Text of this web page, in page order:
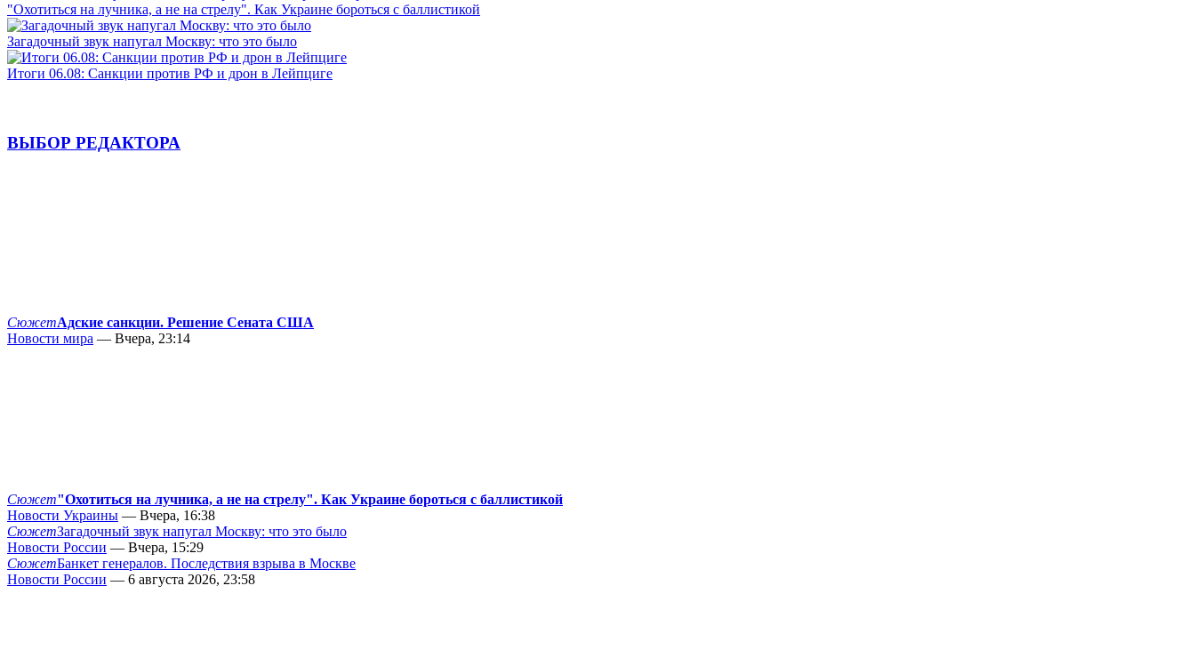
"Охотиться на лучника, а не на стрелу". Как Украине бороться с баллистикой
Загадочный звук напугал Москву: что это было
Итоги 06.08: Санкции против РФ и дрон в Лейпциге
ВЫБОР РЕДАКТОРА
СюжетАдские санкции. Решение Сената США
Новости мира — Вчера, 23:14
Сюжет"Охотиться на лучника, а не на стрелу". Как Украине бороться с баллистикой
Новости Украины — Вчера, 16:38
СюжетЗагадочный звук напугал Москву: что это было
Новости России — Вчера, 15:29
СюжетБанкет генералов. Последствия взрыва в Москве
Новости России — 6 августа 2026, 23:58